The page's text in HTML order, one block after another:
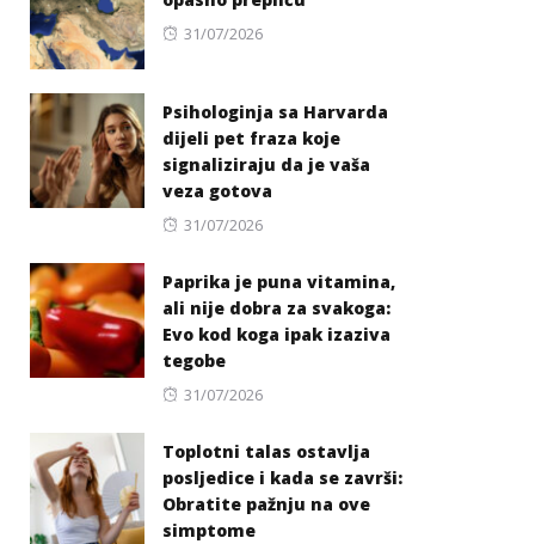
Posted
31/07/2026
Psihologinja sa Harvarda
dijeli pet fraza koje
signaliziraju da je vaša
veza gotova
Posted
31/07/2026
Paprika je puna vitamina,
ali nije dobra za svakoga:
Evo kod koga ipak izaziva
tegobe
Posted
31/07/2026
Toplotni talas ostavlja
posljedice i kada se završi:
Obratite pažnju na ove
simptome